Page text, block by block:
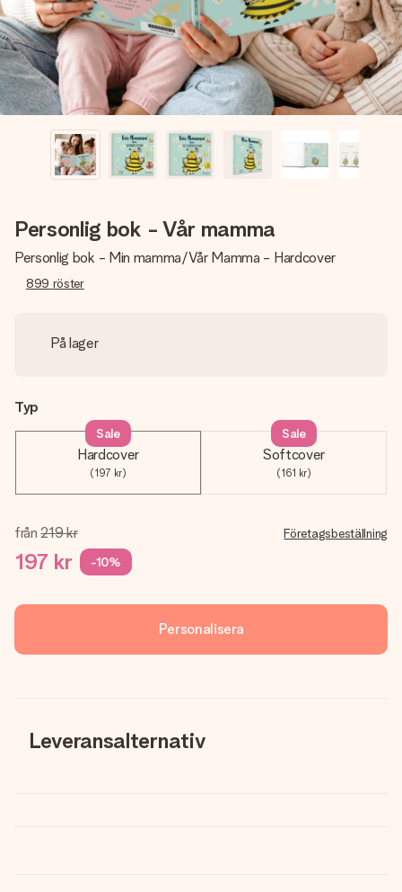
Personlig bok - Vår mamma
Personlig bok - Min mamma/Vår Mamma - Hardcover
899 röster
På lager
Typ
Hardcover
(197 kr)
Sale
Softcover
(161 kr)
Sale
från 219 kr
197 kr -10%
Företagsbeställning
Personalisera
Leveransalternativ